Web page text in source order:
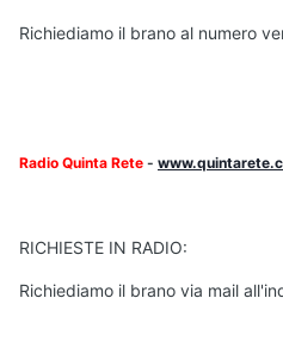
Richiediamo il brano al numero
Radio Quinta Rete -
RICHIESTE IN RADIO:
Richiediamo il brano via mail